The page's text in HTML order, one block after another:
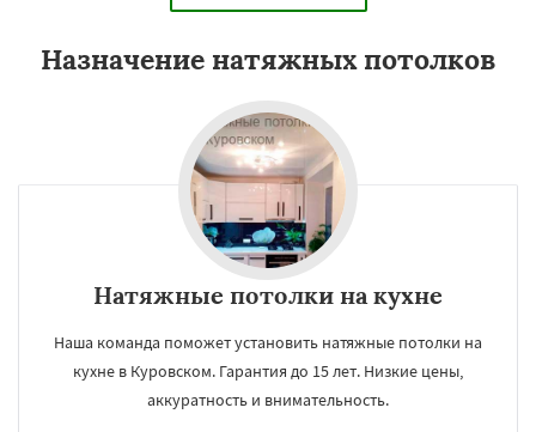
Назначение натяжных потолков
Натяжные потолки на кухне
Наша команда поможет установить натяжные потолки на
кухне в Куровском. Гарантия до 15 лет. Низкие цены,
аккуратность и внимательность.